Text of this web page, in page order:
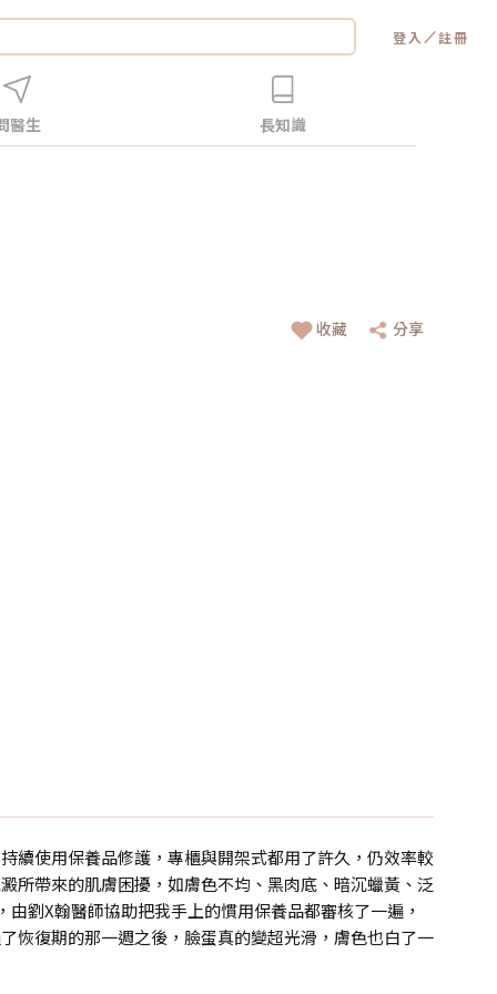
登入 ／註冊
醫生 長知識
收藏 分享
續使用保養品修護，專櫃與開架式都用了許久，仍效率較
所帶來的肌膚困擾，如膚色不均、黑肉底、暗沉蠟黃、泛
劉X翰醫師協助把我手上的慣用保養品都審核了一遍，
恢復期的那一週之後，臉蛋真的變超光滑，膚色也白了一